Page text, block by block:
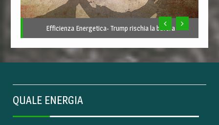
Efficienza Energetica- Trump rischia la bufera
QUALE ENERGIA